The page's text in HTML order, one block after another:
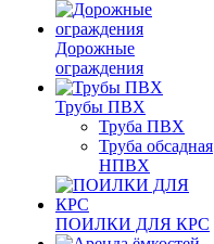
Дорожные
ограждения
Трубы ПВХ
Труба ПВХ
Труба обсадная
НПВХ
ПОИЛКИ ДЛЯ КРС